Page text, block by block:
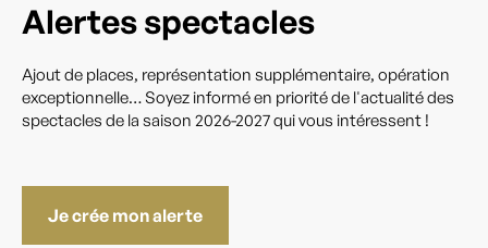
Alertes spectacles
Ajout de places, représentation supplémentaire, opération
exceptionnelle… Soyez informé en priorité de l'actualité des
spectacles de la saison 2026-2027 qui vous intéressent !
Je crée mon alerte